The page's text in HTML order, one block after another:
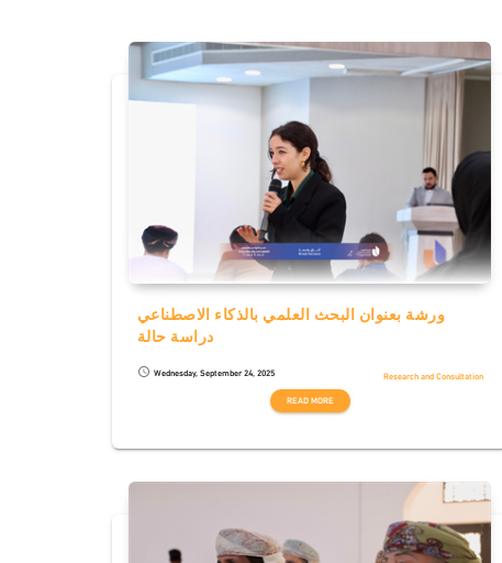
ورشة بعنوان البحث العلمي بالذكاء الاصطناعي
دراسة حالة
schedule Wednesday, September 24, 2025
Research and Consultation
READ MORE